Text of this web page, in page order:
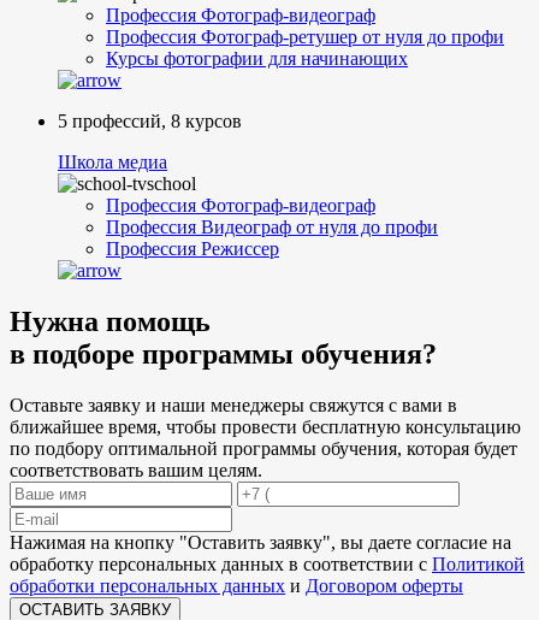
Профессия Фотограф-видеограф
Профессия Фотограф-ретушер от нуля до профи
Курсы фотографии для начинающих
5 профессий, 8 курсов
Школа медиа
Профессия Фотограф-видеограф
Профессия Видеограф от нуля до профи
Профессия Режиссер
Нужна помощь
в подборе программы обучения?
Оставьте заявку и наши менеджеры свяжутся с вами в
ближайшее время, чтобы провести бесплатную консультацию
по подбору оптимальной программы обучения, которая будет
соответствовать вашим целям.
Нажимая на кнопку "Оставить заявку", вы даете согласие на
обработку персональных данных в соответствии с Политикой
обработки персональных данных и Договором оферты
ОСТАВИТЬ ЗАЯВКУ